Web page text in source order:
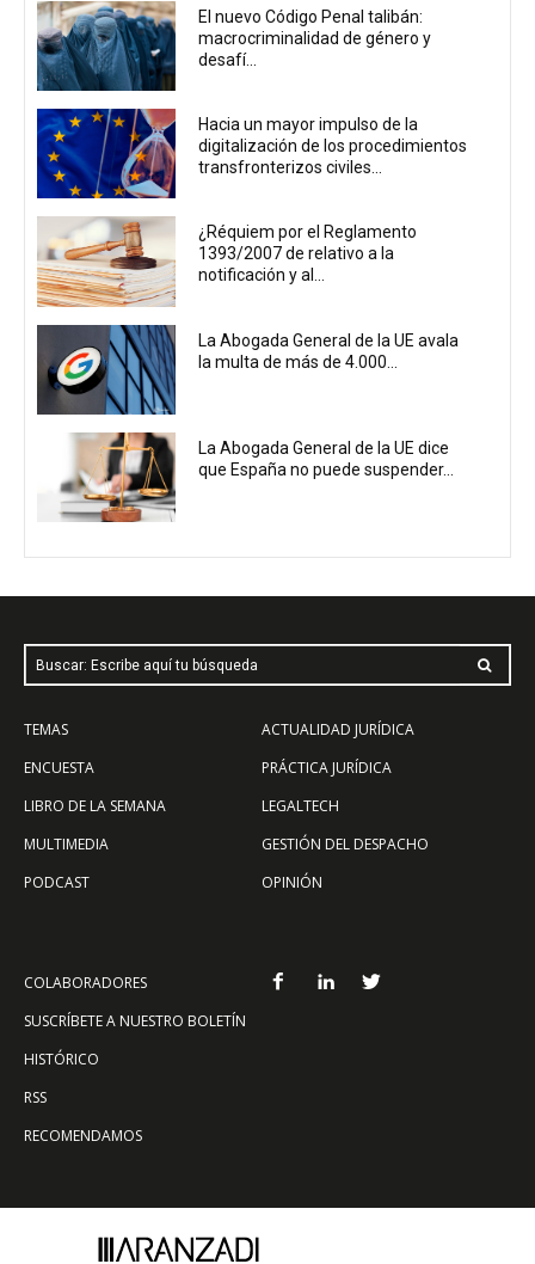
El nuevo Código Penal talibán:
macrocriminalidad de género y
desafí...
Hacia un mayor impulso de la
digitalización de los procedimientos
transfronterizos civiles...
¿Réquiem por el Reglamento
1393/2007 de relativo a la
notificación y al...
La Abogada General de la UE avala
la multa de más de 4.000...
La Abogada General de la UE dice
que España no puede suspender...
Buscar: Escribe aquí tu búsqueda
TEMAS
ENCUESTA
LIBRO DE LA SEMANA
MULTIMEDIA
PODCAST
ACTUALIDAD JURÍDICA
PRÁCTICA JURÍDICA
LEGALTECH
GESTIÓN DEL DESPACHO
OPINIÓN
COLABORADORES
SUSCRÍBETE A NUESTRO BOLETÍN
HISTÓRICO
RSS
RECOMENDAMOS